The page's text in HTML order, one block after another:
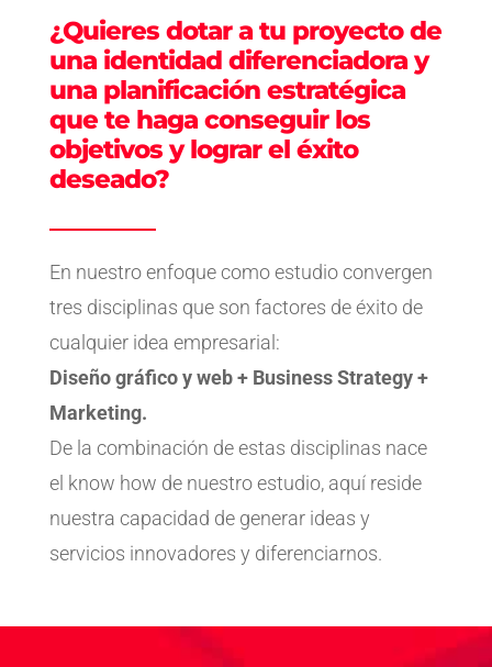
¿Quieres dotar a tu proyecto de
una identidad diferenciadora y
una planificación estratégica
que te haga conseguir los
objetivos y lograr el éxito
deseado?
En nuestro enfoque como estudio convergen
tres disciplinas que son factores de éxito de
cualquier idea empresarial:
Diseño gráfico y web + Business Strategy +
Marketing.
De la combinación de estas disciplinas nace
el know how de nuestro estudio, aquí reside
nuestra capacidad de generar ideas y
servicios innovadores y diferenciarnos.